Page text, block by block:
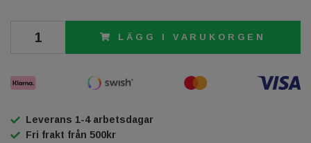
LÄGG I VARUKORGEN
Leverans 1-4 arbetsdagar
Fri frakt från 500kr